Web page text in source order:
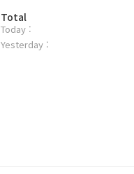
방
문
자
Total
Today :
Yesterday :